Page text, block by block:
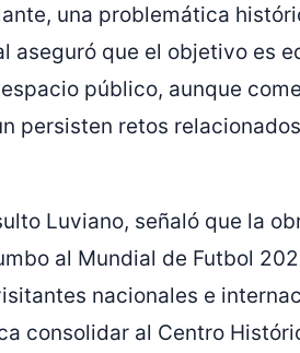
una problemática
aseguró que el objetivo es
público, aunque
persisten retos
Luviano, señaló que la
al Mundial de Futbol
nacionales e
consolidar al Centro